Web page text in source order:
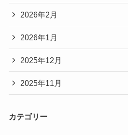
2026年2月
2026年1月
2025年12月
2025年11月
カテゴリー